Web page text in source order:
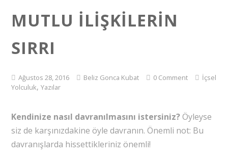
MUTLU İLIŞKILERIN
SIRRI
Ağustos 28, 2016 Beliz Gonca Kubat 0 Comment
İçsel
Yolculuk, Yazılar
Kendinize nasıl davranılmasını istersiniz?Öyleyse
siz de karşınızdakine öyle davranın. Önemli not: Bu
davranışlarda hissettikleriniz önemli!